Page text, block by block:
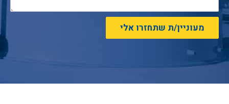
מעוניין/ת שתחזרו אלי